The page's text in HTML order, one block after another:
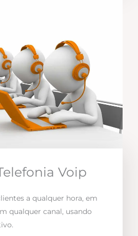
Voip
a qualquer hora, em
qualquer canal, usando